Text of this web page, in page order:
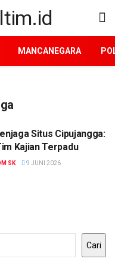
MANCANEGARA
Situs Cipujangga:
Kajian Terpadu
SK 9 JUNI 2026
Cari